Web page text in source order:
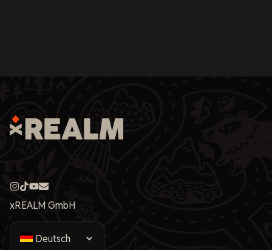
xREALM GmbH